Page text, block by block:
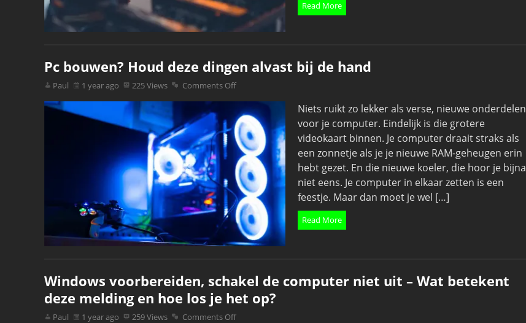
Read More
Pc bouwen? Houd deze dingen alvast bij de hand
Paul 1 year ago 225 Views Comments Off
Niets ruikt zo lekker als verse, nieuwe onderdelen
voor je computer. Eindelijk is die grotere
videokaart binnen. Je computer draait straks als
een zonnetje als je je nieuwe RAM-geheugen erin
hebt gezet. En die nieuwe koeler, die hoor je bijna
niet eens. Je computer in elkaar zetten is een
feestje. Maar dan moet je wel […]
Read More
Windows voorbereiden, schakel de computer niet uit – Wat betekent
deze melding en hoe los je het op?
Paul 1 year ago 259 Views Comments Off